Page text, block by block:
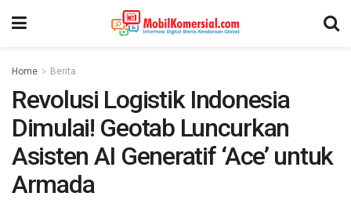
Home Berita
Revolusi Logistik Indonesia
Dimulai! Geotab Luncurkan
Asisten AI Generatif ‘Ace’ untuk
Armada